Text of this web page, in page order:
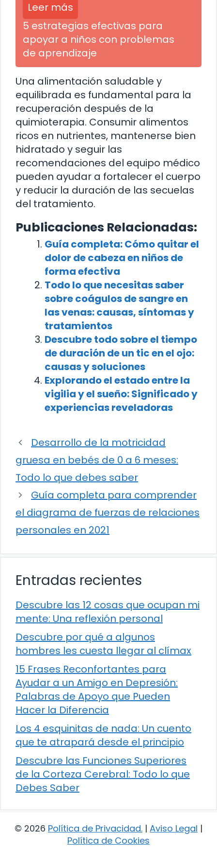
Leer más
5 estrategias efectivas para
apoyar a niños con problemas
de aprendizaje
Una alimentación saludable y
equilibrada es fundamental para la
recuperación después de la
quimioterapia. Consumir alimentos
ricos en nutrientes, mantenerse bien
hidratado y seguir las
recomendaciones del equipo médico
pueden ayudar a fortalecer el cuerpo
y reducir la duración de las secuelas
del tratamiento.
Publicaciones Relacionadas:
Guía completa: Cómo quitar el
dolor de cabeza en niños de
forma efectiva
Todo lo que necesitas saber
sobre coágulos de sangre en
las venas: causas, síntomas y
tratamientos
Descubre todo sobre el tiempo
de duración de un tic en el ojo:
causas y soluciones
Explorando el estado entre la
vigilia y el sueño: Significado y
experiencias reveladoras
Desarrollo de la motricidad
gruesa en bebés de 0 a 6 meses:
Todo lo que debes saber
Guía completa para comprender
el diagrama de fuerzas de relaciones
personales en 2021
Entradas recientes
Descubre las 12 cosas que ocupan mi
mente: Una reflexión personal
Descubre por qué a algunos
hombres les cuesta llegar al clímax
15 Frases Reconfortantes para
Ayudar a un Amigo en Depresión:
Palabras de Apoyo que Pueden
Hacer la Diferencia
Los 4 esquinitas de nada: Un cuento
que te atrapará desde el principio
Descubre las Funciones Superiores
de la Corteza Cerebral: Todo lo que
Debes Saber
© 2026 Política de Privacidad. | Aviso Legal |
Política de Cookies